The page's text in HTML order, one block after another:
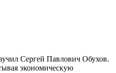
Сергей Павлович Обухов.
экономическую